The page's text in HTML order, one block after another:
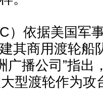
）依据美国军
其商用渡轮船
广播公司”指出
型渡轮作为攻